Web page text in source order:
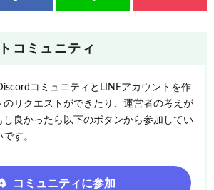
コミュニティ
コミュニティとLINEアカウントを作
のリクエストができたり、運営者の考えが
し良かったら以下のボタンから参加してい
す。
コミュニティに参加